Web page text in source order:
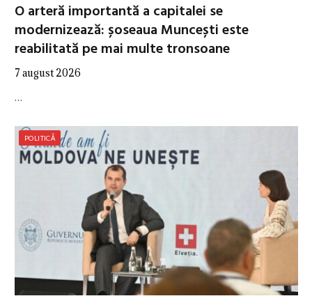
O arteră importantă a capitalei se
modernizează: șoseaua Muncești este
reabilitată pe mai multe tronsoane
7 august 2026
…
POLITICĂ